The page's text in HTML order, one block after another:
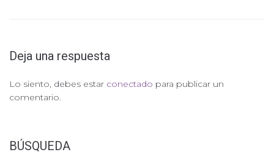
Deja una respuesta
Lo siento, debes estar conectado para publicar un
comentario.
BÚSQUEDA